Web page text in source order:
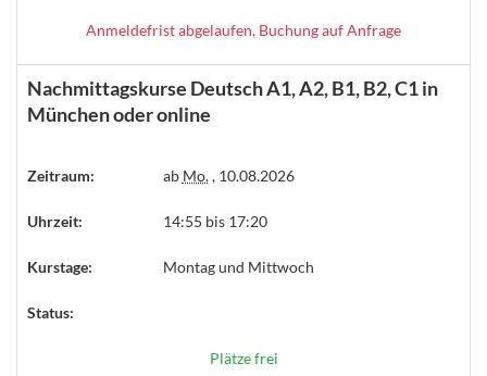
Anmeldefrist abgelaufen, Buchung auf Anfrage
Nachmittagskurse Deutsch A1, A2, B1, B2, C1 in
München oder online
Zeitraum: ab Mo., 10.08.2026
Uhrzeit: 14:55 bis 17:20
Kurstage: Montag und Mittwoch
Status:
Plätze frei